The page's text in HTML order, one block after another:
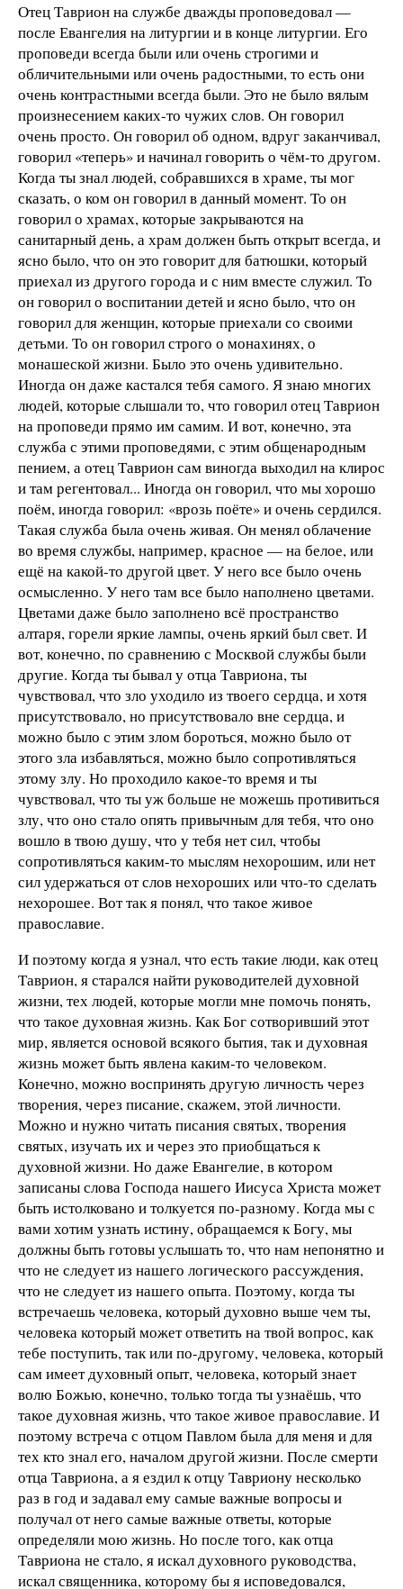
Отец Таврион на службе дважды проповедовал —
после Евангелия на литургии и в конце литургии. Его
проповеди всегда были или очень строгими и
обличительными или очень радостными, то есть они
очень контрастными всегда были. Это не было вялым
произнесением каких-то чужих слов. Он говорил
очень просто. Он говорил об одном, вдруг заканчивал,
говорил «теперь» и начинал говорить о чём-то другом.
Когда ты знал людей, собравшихся в храме, ты мог
сказать, о ком он говорил в данный момент. То он
говорил о храмах, которые закрываются на
санитарный день, а храм должен быть открыт всегда, и
ясно было, что он это говорит для батюшки, который
приехал из другого города и с ним вместе служил. То
он говорил о воспитании детей и ясно было, что он
говорил для женщин, которые приехали со своими
детьми. То он говорил строго о монахинях, о
монашеской жизни. Было это очень удивительно.
Иногда он даже кастался тебя самого. Я знаю многих
людей, которые слышали то, что говорил отец Таврион
на проповеди прямо им самим. И вот, конечно, эта
служба с этими проповедями, с этим общенародным
пением, а отец Таврион сам виногда выходил на клирос
и там регентовал... Иногда он говорил, что мы хорошо
поём, иногда говорил: «врозь поёте» и очень сердился.
Такая служба была очень живая. Он менял облачение
во время службы, например, красное — на белое, или
ещё на какой-то другой цвет. У него все было очень
осмысленно. У него там все было наполнено цветами.
Цветами даже было заполнено всё пространство
алтаря, горели яркие лампы, очень яркий был свет. И
вот, конечно, по сравнению с Москвой службы были
другие. Когда ты бывал у отца Тавриона, ты
чувствовал, что зло уходило из твоего сердца, и хотя
присутствовало, но присутствовало вне сердца, и
можно было с этим злом бороться, можно было от
этого зла избавляться, можно было сопротивляться
этому злу. Но проходило какое-то время и ты
чувствовал, что ты уж больше не можешь противиться
злу, что оно стало опять привычным для тебя, что оно
вошло в твою душу, что у тебя нет сил, чтобы
сопротивляться каким-то мыслям нехорошим, или нет
сил удержаться от слов нехороших или что-то сделать
нехорошее. Вот так я понял, что такое живое
православие.
И поэтому когда я узнал, что есть такие люди, как отец
Таврион, я старался найти руководителей духовной
жизни, тех людей, которые могли мне помочь понять,
что такое духовная жизнь. Как Бог сотворивший этот
мир, является основой всякого бытия, так и духовная
жизнь может быть явлена каким-то человеком.
Конечно, можно воспринять другую личность через
творения, через писание, скажем, этой личности.
Можно и нужно читать писания святых, творения
святых, изучать их и через это приобщаться к
духовной жизни. Но даже Евангелие, в котором
записаны слова Господа нашего Иисуса Христа может
быть истолковано и толкуется по-разному. Когда мы с
вами хотим узнать истину, обращаемся к Богу, мы
должны быть готовы услышать то, что нам непонятно и
что не следует из нашего логического рассуждения,
что не следует из нашего опыта. Поэтому, когда ты
встречаешь человека, который духовно выше чем ты,
человека который может ответить на твой вопрос, как
тебе поступить, так или по-другому, человека, который
сам имеет духовный опыт, человека, который знает
волю Божью, конечно, только тогда ты узнаёшь, что
такое духовная жизнь, что такое живое православие. И
поэтому встреча с отцом Павлом была для меня и для
тех кто знал его, началом другой жизни. После смерти
отца Тавриона, а я ездил к отцу Тавриону несколько
раз в год и задавал ему самые важные вопросы и
получал от него самые важные ответы, которые
определяли мою жизнь. Но после того, как отца
Тавриона не стало, я искал духовного руководства,
искал священника, которому бы я исповедовался,